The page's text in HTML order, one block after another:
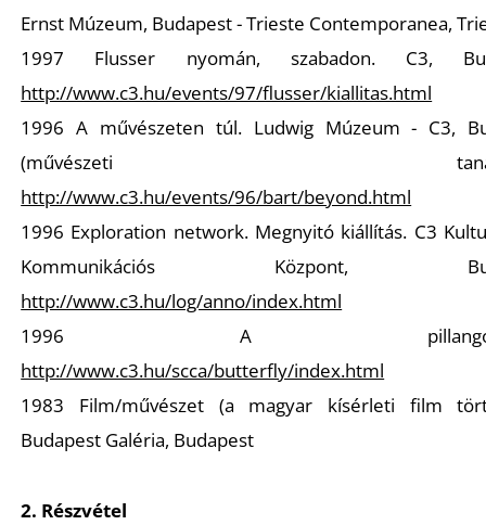
Ernst Múzeum, Budapest - Trieste Contemporanea,
1997 Flusser nyomán, szabadon. C3,
http://www.c3.hu/events/97/flusser/kiallitas.html
1996 A művészeten túl. Ludwig Múzeum - C3,
(művészeti
http://www.c3.hu/events/96/bart/beyond.html
1996 Exploration network. Megnyitó kiállítás. C3
Kommunikációs Központ,
http://www.c3.hu/log/anno/index.html
1996 A pillangó-
http://www.c3.hu/scca/butterfly/index.html
1983 Film/művészet (a magyar kísérleti film
Budapest Galéria, Budapest
2. Részvétel